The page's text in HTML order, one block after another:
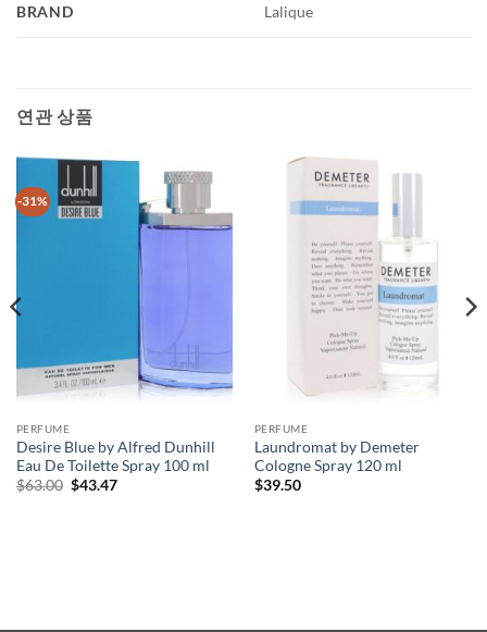
BRAND Lalique
연관 상품
-31%
PERFUME
Desire Blue by Alfred Dunhill
Eau De Toilette Spray 100 ml
$63.00 원
$43.47현
PERFUME
Laundromat by Demeter
Cologne Spray 120 ml
$39.50